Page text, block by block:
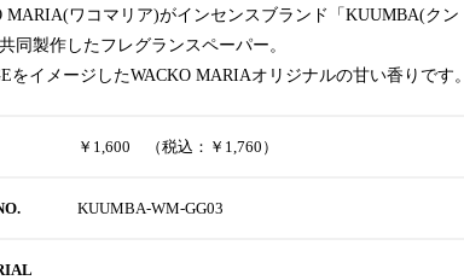
MARIA(ワコマリア)がインセンスブランド「KUUMBA(クン
同製作したフレグランスペーパー。
をイメージしたWACKO MARIAオリジナルの甘い香りです。
￥1,600 （税込：￥1,760）
KUUMBA-WM-GG03